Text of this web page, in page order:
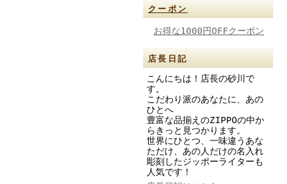
クーポン
お得な1000円OFFクーポン
店長日記
こんにちは！店長の砂川で
す。
こだわり派のあなたに、あの
ひとへ
豊富な品揃えのZIPPOの中か
らきっと見つかります。
世界にひとつ、一味違うあな
ただけ、あの人だけの名入れ
彫刻したジッポーライターも
人気です！